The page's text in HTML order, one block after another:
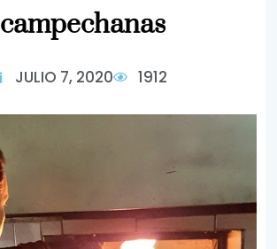
campechanas
JULIO 7, 2020 1912